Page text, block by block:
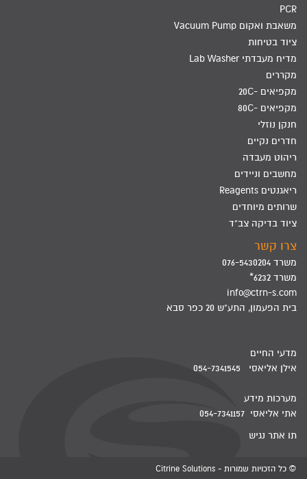
PCR
משאבת ואקום Vacuum Pump
ציוד בטיחות
מדיח מעבדתי Lab Washer
מקררים
מקפיאים -20C
מקפיאים -80C
חנקן נוזלי
חדרים נקיים
ריהוט מעבדה
מחשבים וניידים
ריאגנטים Reagents
שרותים מיוחדים
ציוד בדיקה צב"ד
צרו קשר
משרד 076-5430204
משרד 6232*
info@ctrn-s.com
בית הפעמון, התע"ש 20 כפר סבא
מדעי החיים
אילן אליאסי 054-7341545
מערכות מידע
אתי אליאסי 054-7341157
תו אתר נגיש
© כל הזכויות שמורות - Citrine Solutions